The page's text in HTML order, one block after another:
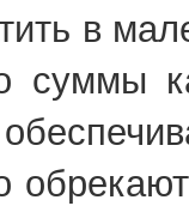
в
суммы